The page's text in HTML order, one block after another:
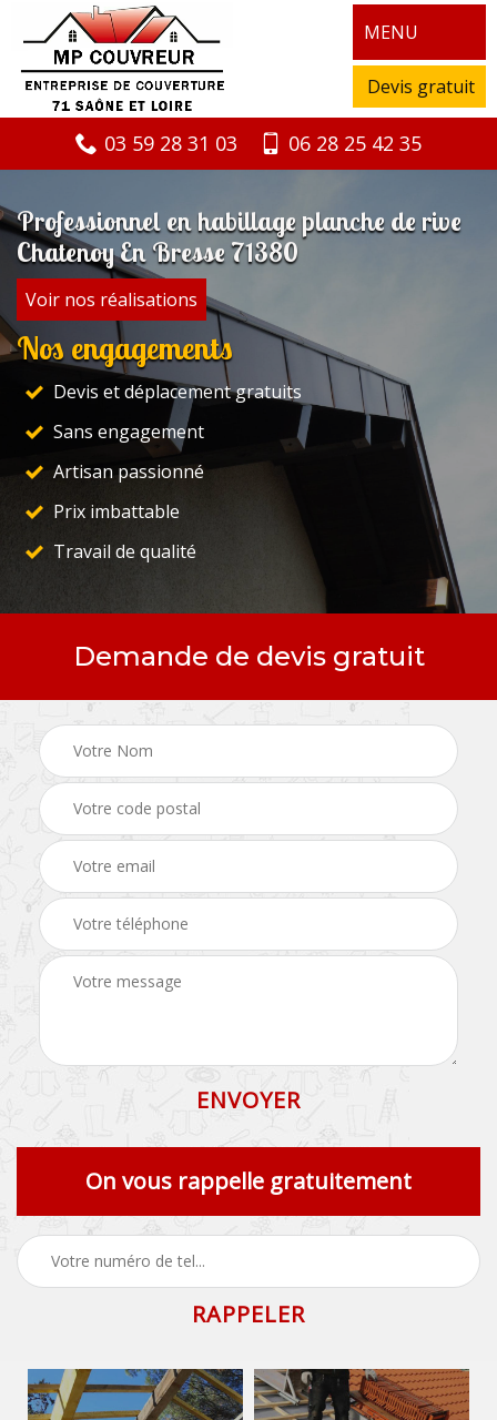
MENU
Devis gratuit
03 59 28 31 03 06 28 25 42 35
Professionnel en habillage planche de rive
Chatenoy En Bresse 71380
Voir nos réalisations
Nos engagements
Devis et déplacement gratuits
Sans engagement
Artisan passionné
Prix imbattable
Travail de qualité
Demande de devis gratuit
On vous rappelle gratuitement